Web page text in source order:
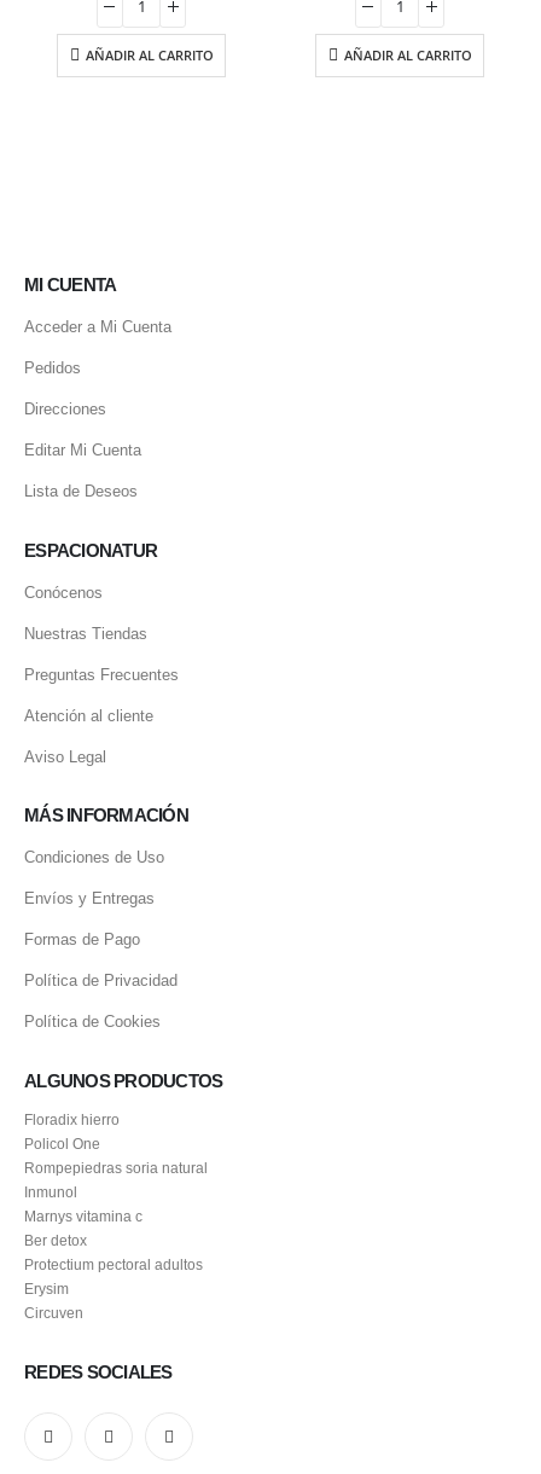
era:
11.85 €.10.07 €.
AÑADIR AL CARRITO
era:
11.85 €.10.07 €.
AÑADIR AL CARRITO
MI CUENTA
Acceder a Mi Cuenta
Pedidos
Direcciones
Editar Mi Cuenta
Lista de Deseos
ESPACIONATUR
Conócenos
Nuestras Tiendas
Preguntas Frecuentes
Atención al cliente
Aviso Legal
MÁS INFORMACIÓN
Condiciones de Uso
Envíos y Entregas
Formas de Pago
Política de Privacidad
Política de Cookies
ALGUNOS PRODUCTOS
Floradix hierro
Policol One
Rompepiedras soria natural
Inmunol
Marnys vitamina c
Ber detox
Protectium pectoral adultos
Erysim
Circuven
REDES SOCIALES